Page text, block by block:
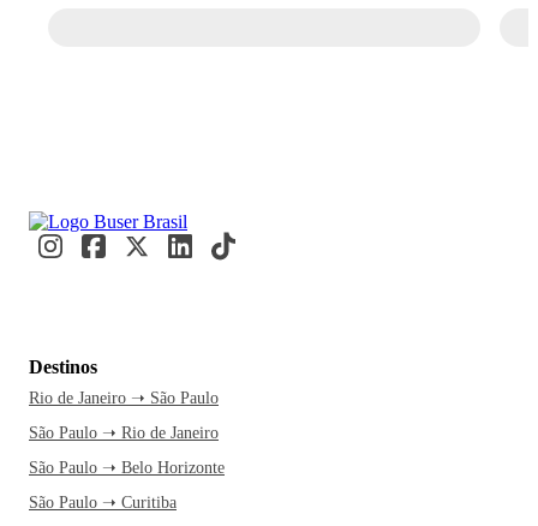
Destinos
Rio de Janeiro ➝ São Paulo
São Paulo ➝ Rio de Janeiro
São Paulo ➝ Belo Horizonte
São Paulo ➝ Curitiba